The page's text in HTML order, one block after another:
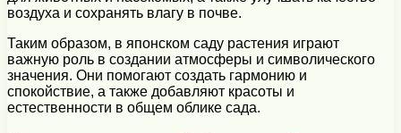
воздуха и сохранять влагу в почве.
Таким образом, в японском саду растения играют
важную роль в создании атмосферы и символического
значения. Они помогают создать гармонию и
спокойствие, а также добавляют красоты и
естественности в общем облике сада.